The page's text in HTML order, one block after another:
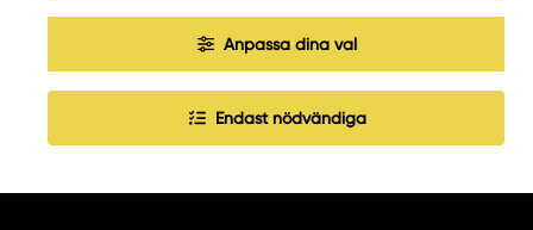
Anpassa dina val
Endast nödvändiga